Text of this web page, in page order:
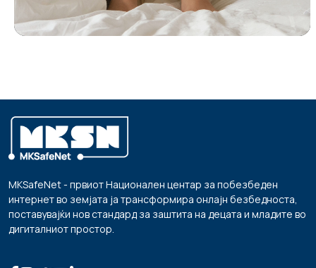
MKSafeNet - првиот Национален центар за побезбеден
интернет во земјата ја трансформира онлајн безбедноста,
поставувајќи нов стандард за заштита на децата и младите во
дигиталниот простор.